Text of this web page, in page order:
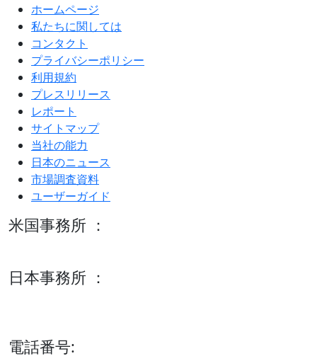
ホームページ
私たちに関しては
コンタクト
プライバシーポリシー
利用規約
プレスリリース
レポート
サイトマップ
当社の能力
日本のニュース
市場調査資料
ユーザーガイド
米国事務所 ：
日本事務所 ：
電話番号: